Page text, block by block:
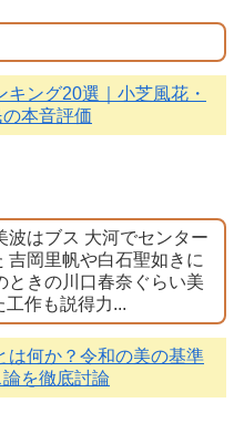
ング20選｜小芝風花・
本音評価
波はブス 大河でセンター
吉岡里帆や白石聖如きに
ときの川口春奈ぐらい美
工作も説得力...
は何か？令和の美の基準
論を徹底討論